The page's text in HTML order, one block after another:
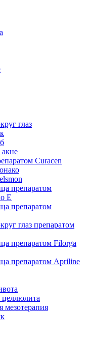
глаз
акне
Curacen
препаратом
E
препаратом
глаз препаратом
препаратом Filorga
препаратом Apriline
целлюлита
мезотерапия